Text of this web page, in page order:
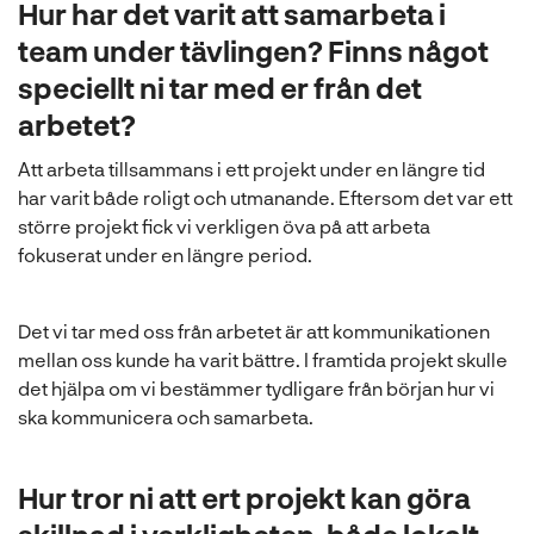
Hur har det varit att samarbeta i
team under tävlingen? Finns något
speciellt ni tar med er från det
arbetet?
Att arbeta tillsammans i ett projekt under en längre tid
har varit både roligt och utmanande. Eftersom det var ett
större projekt fick vi verkligen öva på att arbeta
fokuserat under en längre period.
Det vi tar med oss från arbetet är att kommunikationen
mellan oss kunde ha varit bättre. I framtida projekt skulle
det hjälpa om vi bestämmer tydligare från början hur vi
ska kommunicera och samarbeta.
Hur tror ni att ert projekt kan göra